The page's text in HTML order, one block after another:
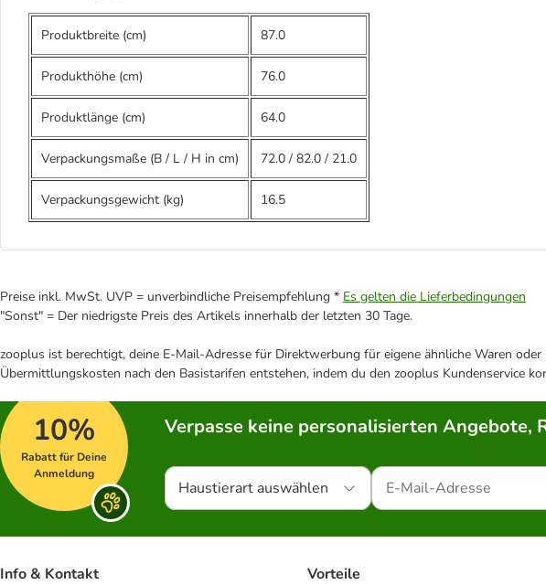
Produktbreite (cm) 87.0
Produkthöhe (cm) 76.0
Produktlänge (cm) 64.0
Verpackungsmaße (B / L / H in cm) 72.0 / 82.0 / 21.0
Verpackungsgewicht (kg) 16.5
Preise inkl. MwSt. UVP = unverbindliche Preisempfehlung * Es gelten die Lieferbedingungen
"Sonst" = Der niedrigste Preis des Artikels innerhalb der letzten 30 Tage.
zooplus ist berechtigt, deine E-Mail-Adresse für Direktwerbung für eigene ähnliche Waren
Übermittlungskosten nach den Basistarifen entstehen, indem du den zooplus Kundenservice
10%
Rabatt für Deine
Anmeldung
Verpasse keine personalisierten Angebote,
Haustierart auswählen
Info & Kontakt Vorteile